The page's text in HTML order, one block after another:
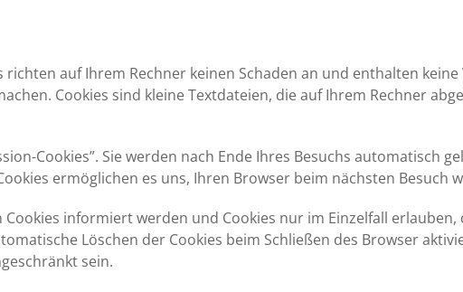
auf Ihrem Rechner keinen Schaden an und enthalten keine
Cookies sind kleine Textdateien, die auf Ihrem Rechner
Cookies”. Sie werden nach Ende Ihres Besuchs automatisch
ermöglichen es uns, Ihren Browser beim nächsten Besuch
informiert werden und Cookies nur im Einzelfall erlauben,
Löschen der Cookies beim Schließen des Browser
sein.